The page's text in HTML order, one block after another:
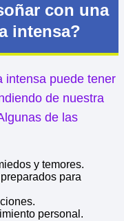
con una
intensa?
intensa puede tener
de nuestra
de las
y temores.
para
personal.